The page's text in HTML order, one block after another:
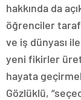
hakkında da
öğrenciler
ve iş dünyası
yeni fikirler
hayata
Gözlüklü,